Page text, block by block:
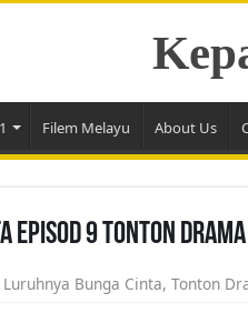
Filem Melayu About Us
Episod 9 Tonton
Luruhnya Bunga Cinta, Tonton